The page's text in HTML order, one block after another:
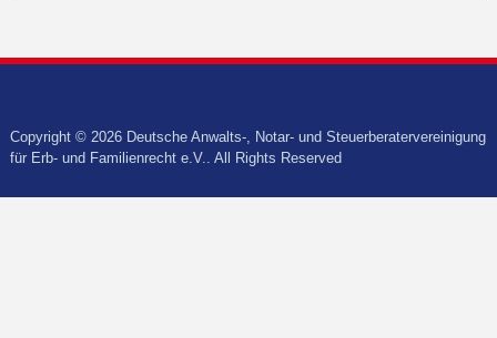
Copyright © 2026 Deutsche Anwalts-, Notar- und Steuerberatervereinigung
für Erb- und Familienrecht e.V.. All Rights Reserved